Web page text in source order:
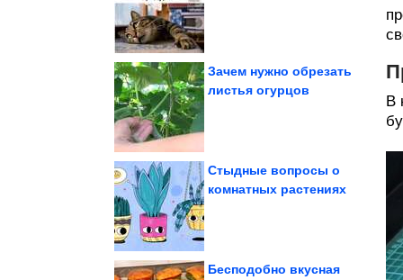
Зачем нужно обрезать
листья огурцов
Стыдные вопросы о
комнатных растениях
Бесподобно вкусная
В